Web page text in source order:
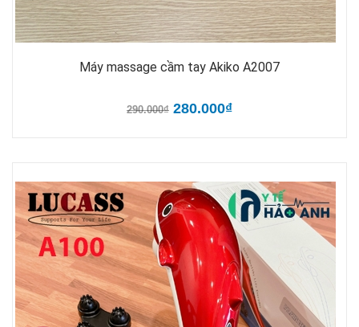
Máy massage cầm tay Akiko A2007
290.000₫ 280.000₫